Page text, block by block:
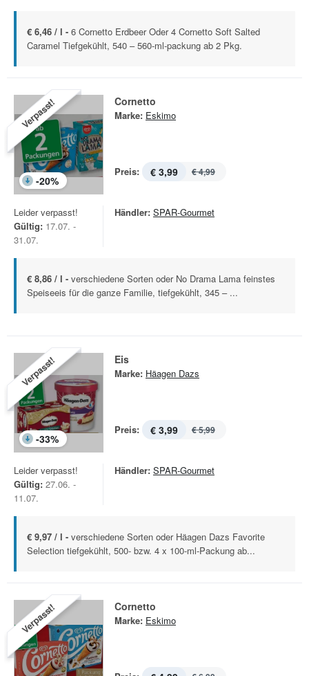
€ 6,46 / l - 6 Cornetto Erdbeer Oder 4 Cornetto Soft Salted
Caramel Tiefgekühlt, 540 – 560-ml-packung ab 2 Pkg.
Verpasst!
-20%
Cornetto
Marke: Eskimo
Preis: € 3,99 € 4,99
Leider verpasst!
Gültig: 17.07. -
31.07.
Händler: SPAR-Gourmet
€ 8,86 / l - verschiedene Sorten oder No Drama Lama feinstes
Speiseeis für die ganze Familie, tiefgekühlt, 345 – ...
Verpasst!
-33%
Eis
Marke: Häagen Dazs
Preis: € 3,99 € 5,99
Leider verpasst!
Gültig: 27.06. -
11.07.
Händler: SPAR-Gourmet
€ 9,97 / l - verschiedene Sorten oder Häagen Dazs Favorite
Selection tiefgekühlt, 500- bzw. 4 x 100-ml-Packung ab...
Verpasst! Cornetto
Marke: Eskimo